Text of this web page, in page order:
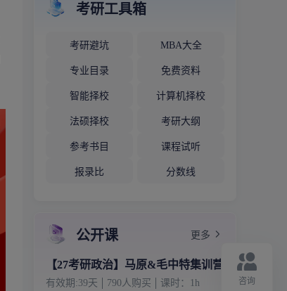
考研工具箱
考研避坑 MBA大全
专业目录 免费资料
智能择校 计算机择校
法硕择校 考研大纲
参考书目 课程试听
报录比 分数线
公开课 更多
【27考研政治】马原&毛中特集训营
有效期:39天 790人购买 课时： 1 h 咨询